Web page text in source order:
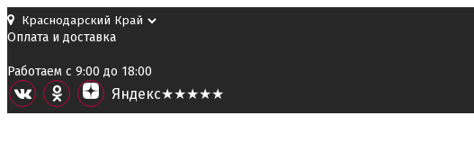
Оплата и доставка
Работаем с 9:00 до 18:00
Яндекс★★★★★